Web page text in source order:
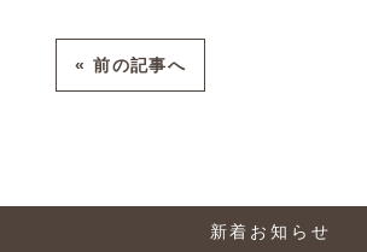
« 前の記事へ
新着お知らせ